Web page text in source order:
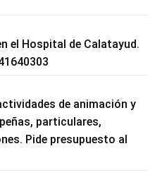
el Hospital de Calatayud.
de animación y
particulares,
Pide presupuesto al